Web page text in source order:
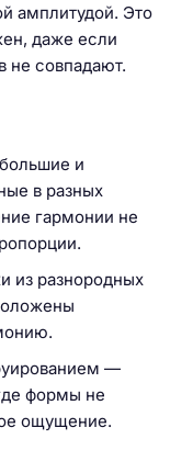
амплитудой. Это
даже если
не совпадают.
и
в разных
гармонии не
из разнородных
—
формы не
ощущение.